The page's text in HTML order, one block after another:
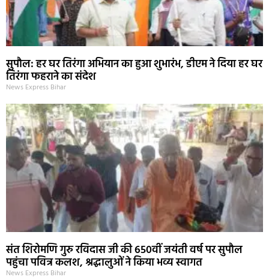
सुपौल: हर घर तिरंगा अभियान का हुआ शुभारंभ, डीएम ने दिया हर घर
तिरंगा फहराने का संदेश
News Express Bihar
संत शिरोमणि गुरु रविदास जी की 650वीं जयंती वर्ष पर सुपौल
पहुंचा पवित्र कलश, श्रद्धालुओं ने किया भव्य स्वागत
News Express Bihar